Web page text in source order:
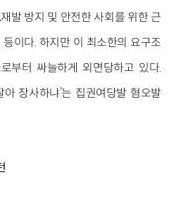
발 방지 및 안전한 사회를 위한 근
이다. 하지만 이 최소한의 요구조
부터 싸늘하게 외면당하고 있다.
아 장사하냐’는 집권여당발 혐오발